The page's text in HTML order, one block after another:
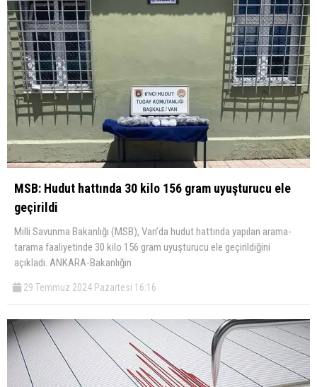
MSB: Hudut hattında 30 kilo 156 gram uyuşturucu ele
geçirildi
Milli Savunma Bakanlığı (MSB), Van’da hudut hattında yapılan arama-
tarama faaliyetinde 30 kilo 156 gram uyuşturucu ele geçirildiğini
açıkladı. ANKARA-Bakanlığın
29 Temmuz 2024 Pazartesi 16:16